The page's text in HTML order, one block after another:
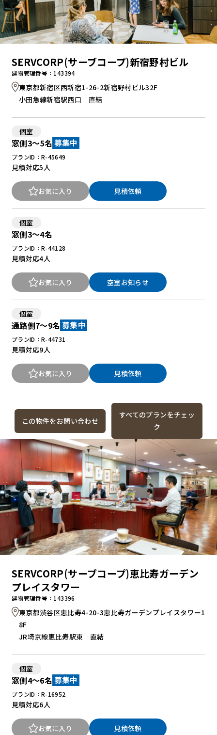
SERVCORP(サーブコープ)新宿野村ビル
建物管理番号：143394
東京都新宿区西新宿1-26-2新宿野村ビル32F
小田急線新宿駅西口 直結
個室
窓側3～5名 募集中
プランID：R-45649
見積対応5人
お気に入り 見積依頼
個室
窓側3～4名
プランID：R-44128
見積対応4人
お気に入り 空室お知らせ
個室
通路側7～9名 募集中
プランID：R-44731
見積対応9人
お気に入り 見積依頼
この物件をお問い合わせ
すべてのプランをチェッ
ク
SERVCORP(サーブコープ)恵比寿ガーデン
プレイスタワー
建物管理番号：143396
東京都渋谷区恵比寿4-20-3恵比寿ガーデンプレイスタワー1
8F
JR埼京線恵比寿駅東 直結
個室
窓側4～6名 募集中
プランID：R-16952
見積対応6人
お気に入り 見積依頼